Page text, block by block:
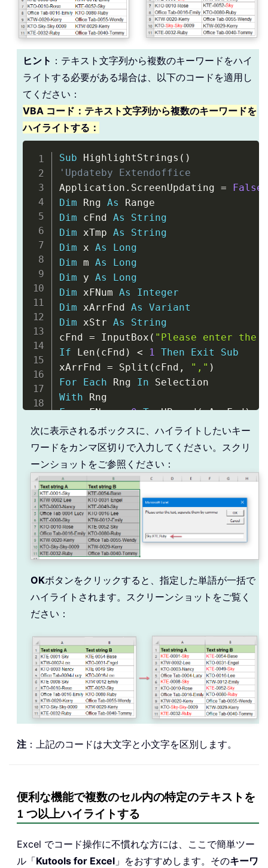
ヒント ：テキスト文字列から複数のキーワードをハイ
ライトする必要がある場合は、以下のコードを適用し
てください：
VBA コード：テキスト文字列から複数のキーワードを
ハイライトする：
Sub HighlightStrings ( )
'Updateby Extendoffice
Application . ScreenUpdating =
False
Dim Rng As
Dim cFnd As
String
Dim xTmp As
String
Dim x As
Long
Dim m As
Long
Dim y As
Long
Dim xFNum As
Integer
Dim xArrFnd As
Variant
Dim xStr As
String
cFnd = InputBox ( "Please enter the
If Len ( cFnd ) < 1 Then Exit
Sub
xArrFnd = Split ( cFnd , "," )
For
Each Rng In
With
For xFNum = 0 To UBound(xArrFnd)
xStr = xArrFnd( xFNum)
y
= Len(xStr)
If m > 0 Then
xTmp = ""
For
x = 0 To m - 1
xTmp = xTmp Split(Rng.Value, xStr
.Characters Start:=Len(xTmp) +
xTmp = xTmp &
xStr
Next
End
If
Next
Application.ScreenUpdating = True
End Sub
次に表示されるボックスに、ハイライトしたいキー
ワードをカンマ区切りで入力してください。スクリ
ーンショットをご参照ください：
OKボタンをクリックすると、指定した単語が一括で
ハイライトされます。スクリーンショットをご覧く
ださい：
注 ：上記のコードは大文字と小文字を区別します。
便利な機能で複数のセル内の特定のテキストを
1 つ以上ハイライトする
Excel でコード操作に不慣れな方には、ここで簡単ツー
ル「Kutools for Excel 」をおすすめします。そのキーワ